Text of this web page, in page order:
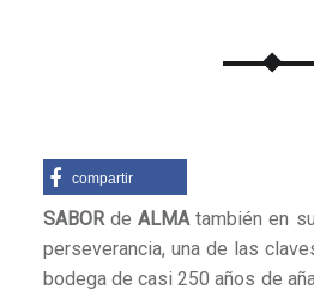
compartir
SABORde ALMA también en
perseverancia, una de las
bodega de casi 250 años de